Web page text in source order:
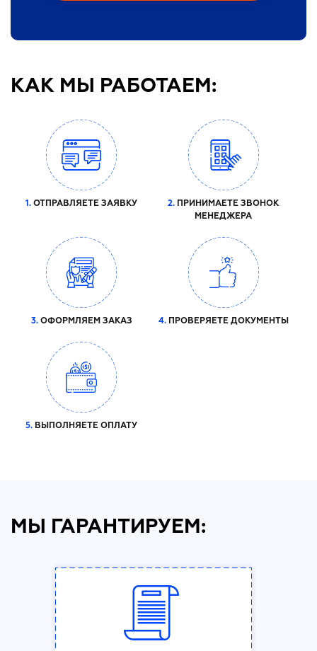
КАК МЫ РАБОТАЕМ:
1. ОТПРАВЛЯЕТЕ ЗАЯВКУ 2. ПРИНИМАЕТЕ ЗВОНОК
МЕНЕДЖЕРА
3.ОФОРМЛЯЕМ ЗАКАЗ 4.ПРОВЕРЯЕТЕ ДОКУМЕНТЫ
5. ВЫПОЛНЯЕТЕ ОПЛАТУ
МЫ ГАРАНТИРУЕМ: